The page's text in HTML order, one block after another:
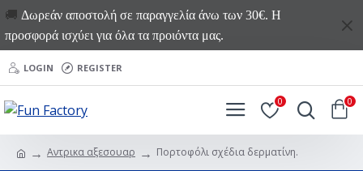
🚚 Δωρεάν αποστολή σε παραγγελία άνω των 30€. Η
προσφορά ισχύει για όλα τα προιόντα μας.
LOGIN REGISTER
0 0
Αντρικα αξεσουαρ Πορτοφόλι σχέδια δερματίνη.